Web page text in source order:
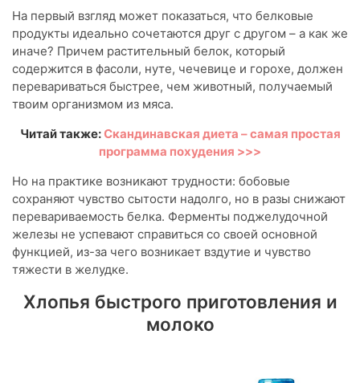
На первый взгляд может показаться, что белковые
продукты идеально сочетаются друг с другом – а как же
иначе? Причем растительный белок, который
содержится в фасоли, нуте, чечевице и горохе, должен
перевариваться быстрее, чем животный, получаемый
твоим организмом из мяса.
Читай также:Скандинавская диета – самая простая
программа похудения >>>
Но на практике возникают трудности: бобовые
сохраняют чувство сытости надолго, но в разы снижают
перевариваемость белка. Ферменты поджелудочной
железы не успевают справиться со своей основной
функцией, из-за чего возникает вздутие и чувство
тяжести в желудке.
Хлопья быстрого приготовления и
молоко